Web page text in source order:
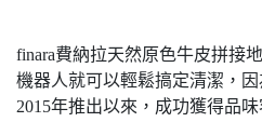
finara費納拉天然原色牛皮拼接
機器人就可以輕鬆搞定清潔，
2015年推出以來，成功獲得品